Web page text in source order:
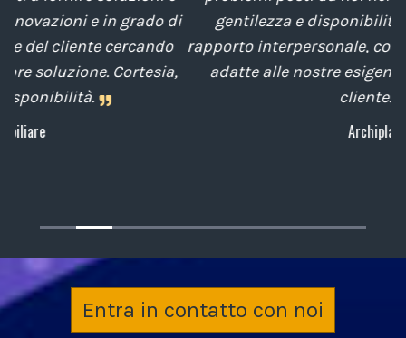
gentilezza e disponibilità nella gestione del
rapporto interpersonale, con competenze tecniche
adatte alle nostre esigenze sempre attenti al
Entra in contatto con noi